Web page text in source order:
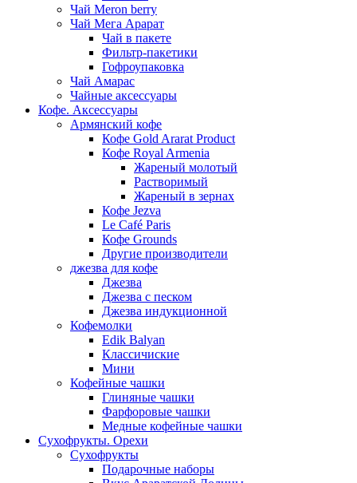
Чай Meron berry
Чай Мега Арарат
Чай в пакете
Фильтр-пакетики
Гофроупаковка
Чай Амарас
Чайные аксессуары
Кофе. Аксессуары
Армянский кофе
Кофе Gold Ararat Product
Кофе Royal Armenia
Жареный молотый
Растворимый
Жареный в зернах
Кофе Jezva
Le Café Paris
Кофе Grounds
Другие производители
джезва для кофе
Джезва
Джезва с песком
Джезва индукционной
Кофемолки
Edik Balyan
Классичиские
Мини
Кофейные чашки
Глиняные чашки
Фарфоровые чашки
Медные кофейные чашки
Сухофрукты. Орехи
Сухофрукты
Подарочные наборы